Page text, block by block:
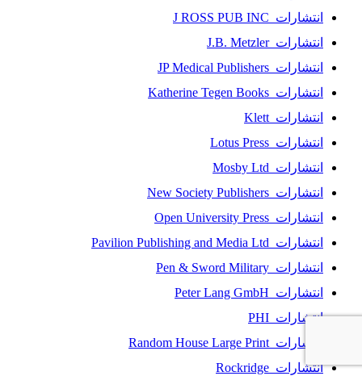
انتشارات J ROSS PUB INC
انتشارات J.B. Metzler
انتشارات JP Medical Publishers
انتشارات Katherine Tegen Books
انتشارات Klett
انتشارات Lotus Press
انتشارات Mosby Ltd
انتشارات New Society Publishers
انتشارات Open University Press
انتشارات Pavilion Publishing and Media Ltd
انتشارات Pen & Sword Military
انتشارات Peter Lang GmbH
انتشارات PHI
انتشارات Random House Large Print
انتشارات Rockridge